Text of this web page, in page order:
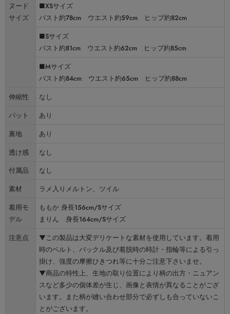
ヌード
サイズ
■XSサイズ
バスト約78cm ウエスト約59cm ヒップ約82cm
■Sサイズ
バスト約81cm ウエスト約62cm ヒップ約85cm
■Mサイズ
バスト約84cm ウエスト約65cm ヒップ約88cm
伸縮性
なし
パット
あり
裏地
あり
透け感
なし
付属品
なし
素材
ラメ入りメルトン、ツイル
着用モ
デル
ももか 身長156cm/Sサイズ
まりん 身長164cm/Sサイズ
注意点
▼この製品は大変デリケートな素材を使用しています。着用
時のベルト、バックル及び着脱時の時計・指輪等による引っ
掛け、強度の摩擦ひきつれ等に十分ご注意下さいませ。
▼商品の特性上、生地の取り位置により柄の出方・ニュアン
スなど多少の個体差が生じ、画像と表情が異なることがござ
います。また柄が縫い合わせ部分で必ずしも合っていないこ
とがございます。